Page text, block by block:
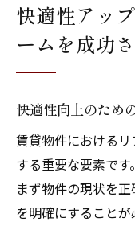
快適性アッ
ームを成功
快適性向上のため
賃貸物件における
する重要な要素です
まず物件の現状を
を明確にすること